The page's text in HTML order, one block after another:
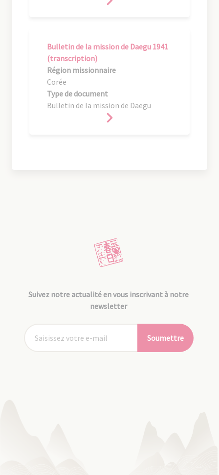
Bulletin de la mission de Daegu 1941
(transcription)
Région missionnaire
Corée
Type de document
Bulletin de la mission de Daegu
Suivez notre actualité en vous inscrivant à notre
newsletter
Soumettre